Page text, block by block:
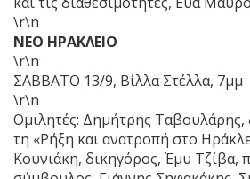
\r\n
ΝΕΟ ΗΡΑΚΛΕΙΟ
\r\n
ΣΑΒΒΑΤΟ 13/9, Βίλλα Στέλλα, 7μμ
\r\n
Ομιλητές: Δημήτρης
τη «Ρήξη και ανατροπή στο
Κουνιάκη, δικηγόρος, Έμυ Τζίβα,